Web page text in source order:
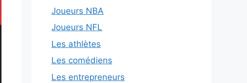
Joueurs NBA
Joueurs NFL
Les athlètes
Les comédiens
Les entrepreneurs